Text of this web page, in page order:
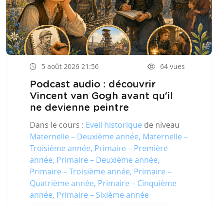
5 août 2026 21:56 64 vues
Podcast audio : découvrir
Vincent van Gogh avant qu'il
ne devienne peintre
Dans le cours : Eveil historique de niveau
Maternelle – Deuxième année, Maternelle –
Troisième année, Primaire – Première
année, Primaire – Deuxième année,
Primaire – Troisième année, Primaire –
Quatrième année, Primaire – Cinquième
année, Primaire – Sixième année